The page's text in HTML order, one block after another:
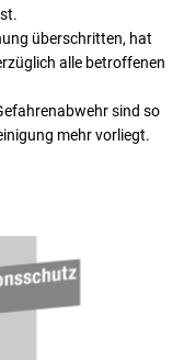
überschritten, hat
alle betroffenen
sind so
mehr vorliegt.